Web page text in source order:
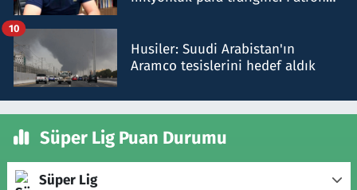
Husiler: Suudi Arabistan'ın
Aramco tesislerini hedef aldık
10
Süper Lig Puan Durumu
Süper Lig